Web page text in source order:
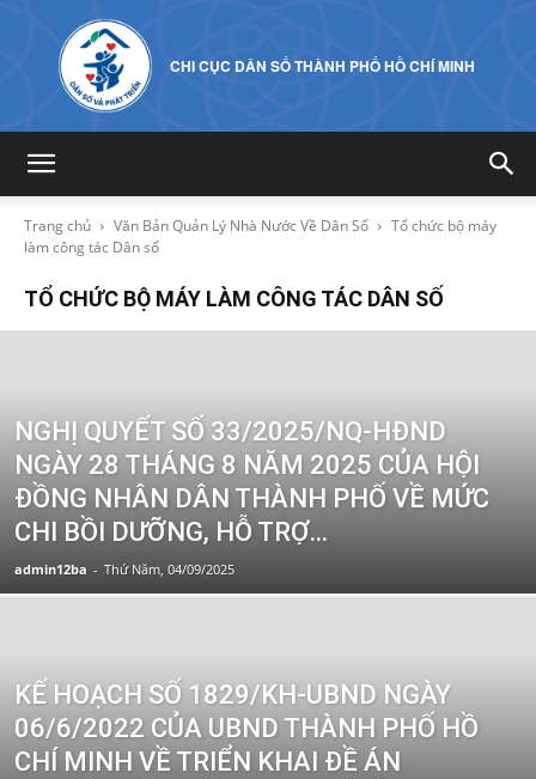
CHI CỤC DÂN SỐ THÀNH PHỐ HỒ CHÍ MINH
Trang chủ Văn Bản Quản Lý Nhà Nước Về Dân Số
Tổ chức bộ máy
làm công tác Dân số
TỔ CHỨC BỘ MÁY LÀM CÔNG TÁC DÂN SỐ
NGHỊ QUYẾT SỐ 33/2025/NQ-HĐND
NGÀY 28 THÁNG 8 NĂM 2025 CỦA HỘI
ĐỒNG NHÂN DÂN THÀNH PHỐ VỀ MỨC
CHI BỒI DƯỠNG, HỖ TRỢ...
admin12ba - Thứ Năm, 04/09/2025
KẾ HOẠCH SỐ 1829/KH-UBND NGÀY
06/6/2022 CỦA UBND THÀNH PHỐ HỒ
CHÍ MINH VỀ TRIỂN KHAI ĐỀ ÁN